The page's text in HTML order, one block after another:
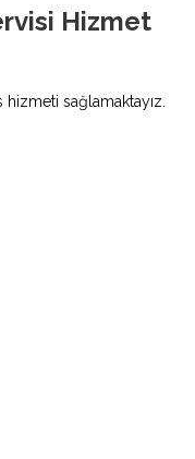
Hizmet
sağlamaktayız.